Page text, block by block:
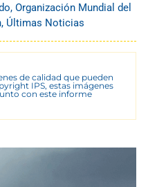
, Organización Mundial del
, Últimas Noticias
de calidad que pueden
IPS, estas imágenes
con este informe